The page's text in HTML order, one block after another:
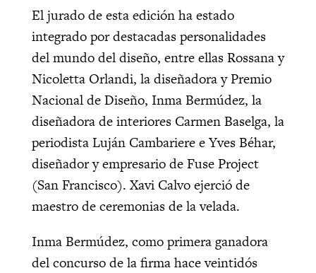
El jurado de esta edición ha estado
integrado por destacadas personalidades
del mundo del diseño, entre ellas Rossana y
Nicoletta Orlandi, la diseñadora y Premio
Nacional de Diseño, Inma Bermúdez, la
diseñadora de interiores Carmen Baselga, la
periodista Luján Cambariere e Yves Béhar,
diseñador y empresario de Fuse Project
(San Francisco). Xavi Calvo ejerció de
maestro de ceremonias de la velada.
Inma Bermúdez, como primera ganadora
del concurso de la firma hace veintidós